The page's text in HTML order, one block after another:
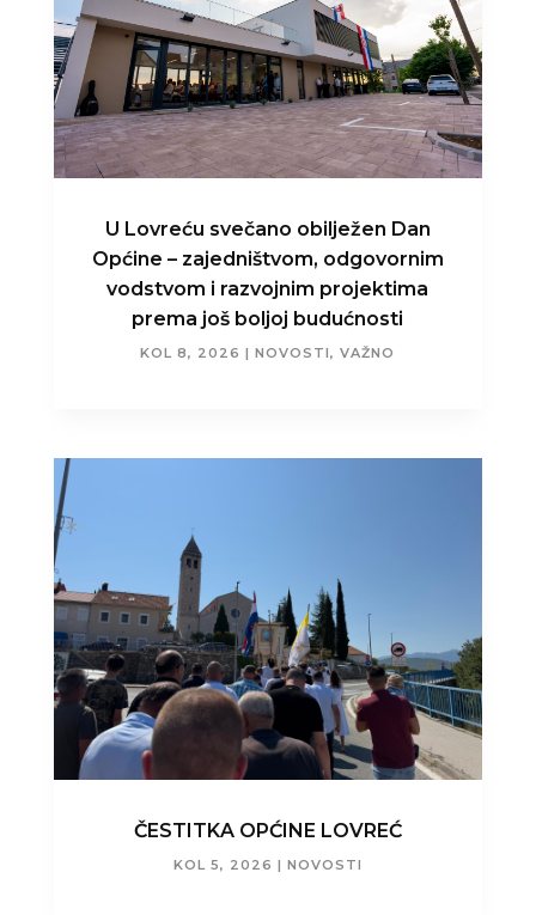
U Lovreću svečano obilježen Dan
Općine – zajedništvom, odgovornim
vodstvom i razvojnim projektima
prema još boljoj budućnosti
KOL 8, 2026 |NOVOSTI,VAŽNO
ČESTITKA OPĆINE LOVREĆ
KOL 5, 2026 | NOVOSTI